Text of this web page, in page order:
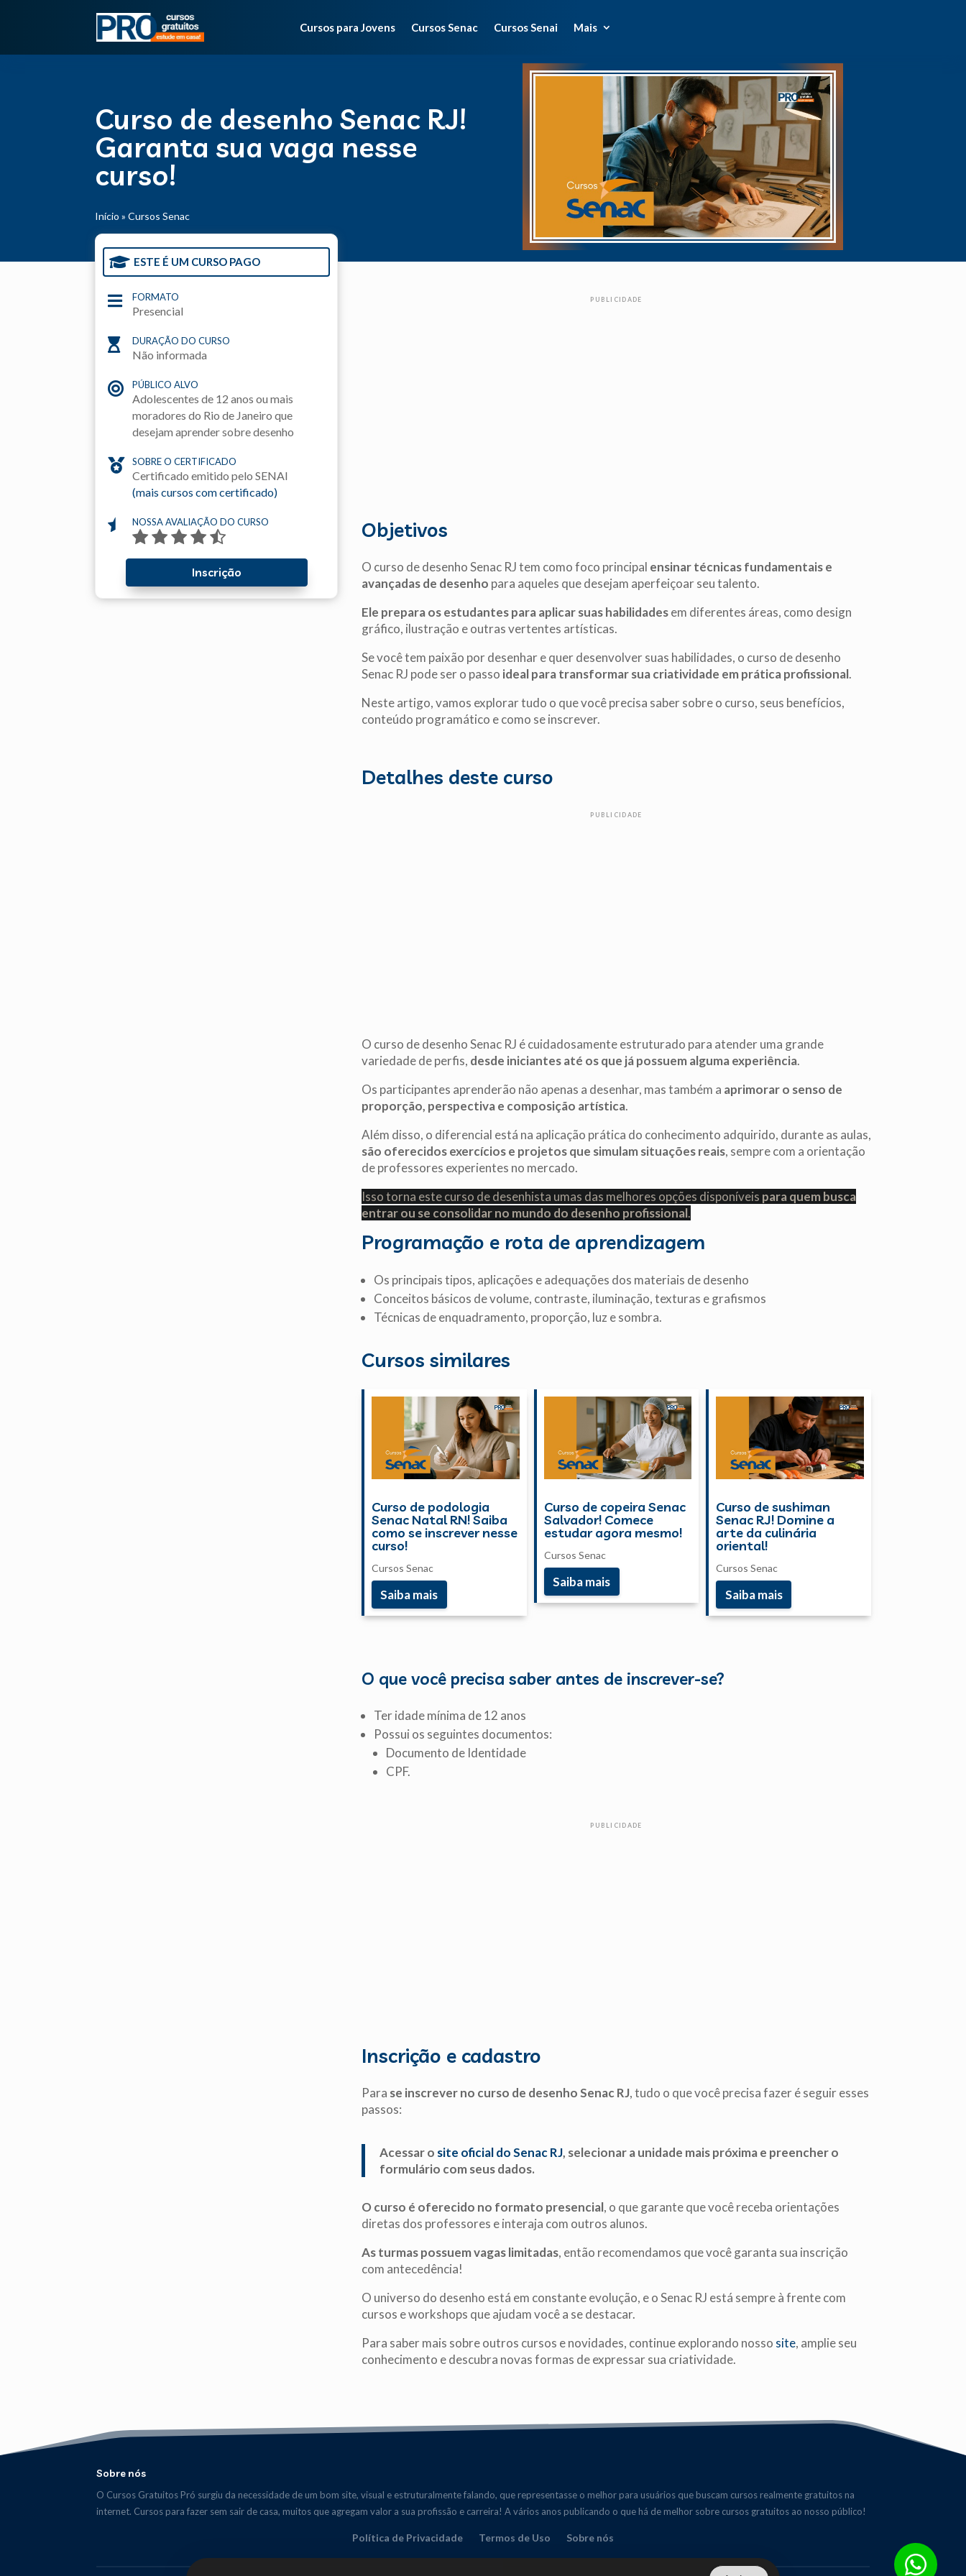
Cursos para Jovens Cursos Senac Cursos Senai Mais
Curso de desenho Senac RJ!
Garanta sua vaga nesse
curso!
Início » Cursos Senac
 ESTE É UM CURSO PAGO
 FORMATO
Presencial
 DURAÇÃO DO CURSO
Não informada
 PÚBLICO ALVO
Adolescentes de 12 anos ou mais
moradores do Rio de Janeiro que
desejam aprender sobre desenho
 SOBRE O CERTIFICADO
Certificado emitido pelo SENAI
(mais cursos com certificado)
 NOSSA AVALIAÇÃO DO CURSO
Inscrição
PUBLICIDADE
Objetivos
O curso de desenho Senac RJ tem como foco principal ensinar técnicas fundamentais e
avançadas de desenho para aqueles que desejam aperfeiçoar seu talento.
Ele prepara os estudantes para aplicar suas habilidadesem diferentes áreas, como design
gráfico, ilustração e outras vertentes artísticas.
Se você tem paixão por desenhar e quer desenvolver suas habilidades, o curso de desenho
Senac RJ pode ser o passo ideal para transformar sua criatividade em prática profissional.
Neste artigo, vamos explorar tudo o que você precisa saber sobre o curso, seus benefícios,
conteúdo programático e como se inscrever.
Detalhes deste curso
PUBLICIDADE
O curso de desenho Senac RJ é cuidadosamente estruturado para atender uma grande
variedade de perfis, desde iniciantes até os que já possuem alguma experiência.
Os participantes aprenderão não apenas a desenhar, mas também a aprimorar o senso de
proporção, perspectiva e composição artística.
Além disso, o diferencial está na aplicação prática do conhecimento adquirido, durante as aulas,
são oferecidos exercícios e projetos que simulam situações reais, sempre com a orientação
de professores experientes no mercado.
Isso torna este curso de desenhista umas das melhores opções disponíveis para quem busca
entrar ou se consolidar no mundo do desenho profissional.
Programação e rota de aprendizagem
Os principais tipos, aplicações e adequações dos materiais de desenho
Conceitos básicos de volume, contraste, iluminação, texturas e grafismos
Técnicas de enquadramento, proporção, luz e sombra.
Cursos similares
Curso de podologia
Senac Natal RN! Saiba
como se inscrever nesse
curso!
Cursos Senac
Saiba mais
Curso de copeira Senac
Salvador! Comece
estudar agora mesmo!
Cursos Senac
Saiba mais
Curso de sushiman
Senac RJ! Domine a
arte da culinária
oriental!
Cursos Senac
Saiba mais
O que você precisa saber antes de inscrever-se?
Ter idade mínima de 12 anos
Possui os seguintes documentos:
Documento de Identidade
CPF.
PUBLICIDADE
Inscrição e cadastro
Para se inscrever no curso de desenho Senac RJ, tudo o que você precisa fazer é seguir esses
passos:
Acessar o site oficial do Senac RJ, selecionar a unidade mais próxima e preencher o
formulário com seus dados.
O curso é oferecido no formato presencial, o que garante que você receba orientações
diretas dos professores e interaja com outros alunos.
As turmas possuem vagas limitadas, então recomendamos que você garanta sua inscrição
com antecedência!
O universo do desenho está em constante evolução, e o Senac RJ está sempre à frente com
cursos e workshops que ajudam você a se destacar.
Para saber mais sobre outros cursos e novidades, continue explorando nosso site, amplie seu
conhecimento e descubra novas formas de expressar sua criatividade.
Sobre nós
O Cursos Gratuitos Pró surgiu da necessidade de um bom site, visual e estruturalmente falando, que representasse o melhor para usuários que buscam cursos realmente gratuitos na
internet. Cursos para fazer sem sair de casa, muitos que agregam valor a sua profissão e carreira! A vários anos publicando o que há de melhor sobre cursos gratuitos ao nosso público!
Política de Privacidade Termos de Uso Sobre nós